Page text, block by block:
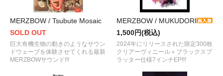
MERZBOW / Tsubute Mosaic
SOLD OUT
巨大有機生物の動きのようなサウン
ドウェーブを体験させてくれる最新
MERZBOWサウンド!!!
MERZBOW / MUKUDORI
1,500円(税込)
2024年にリリースされた限定300枚
クリアーヴィニール＋ブラックスプ
ラッター仕様7インチEP!!!